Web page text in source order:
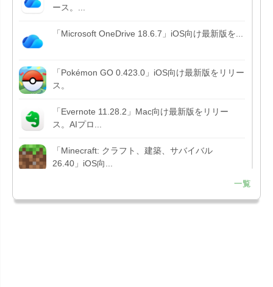
ース。...
「Microsoft OneDrive 18.6.7」iOS向け最新版を...
「Pokémon GO 0.423.0」iOS向け最新版をリリー
ス。
「Evernote 11.28.2」Mac向け最新版をリリー
ス。AIプロ...
「Minecraft: クラフト、建築、サバイバル
26.40」iOS向...
151.0.7922....
一覧